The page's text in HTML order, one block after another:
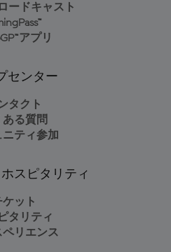
ードキャスト
アプリ
センター
タクト
ある質問
ニティ参加
スピタリティ
ケット
タリティ
ペリエンス